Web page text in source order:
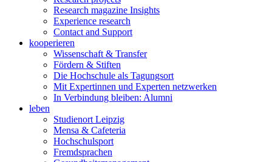
Research magazine Insights
Experience research
Contact and Support
kooperieren
Wissenschaft & Transfer
Fördern & Stiften
Die Hochschule als Tagungsort
Mit Expertinnen und Experten netzwerken
In Verbindung bleiben: Alumni
leben
Studienort Leipzig
Mensa & Cafeteria
Hochschulsport
Fremdsprachen